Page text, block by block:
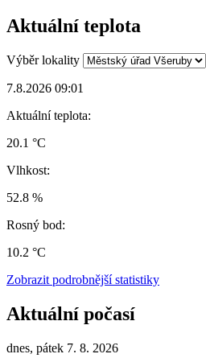
Aktuální teplota
Výběr lokality
7.8.2026 09:01
Aktuální teplota:
20.1 °C
Vlhkost:
52.8 %
Rosný bod:
10.2 °C
Zobrazit podrobnější statistiky
Aktuální počasí
dnes, pátek 7. 8. 2026